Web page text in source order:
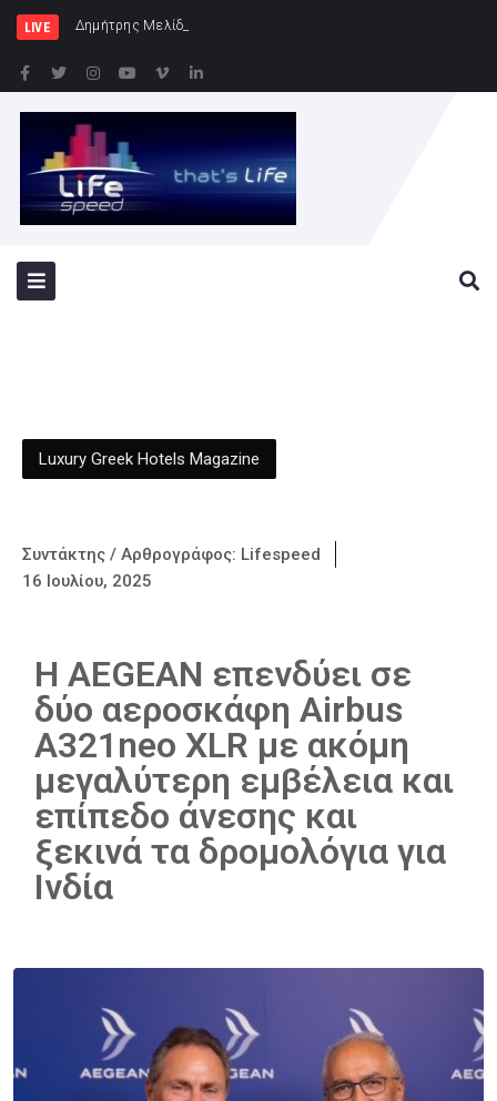
LIVE Δημήτρης Μελίδης: «Ο ΣΥΡΙΖΑ-ΠΣ είναι εδώ
Luxury Greek Hotels Magazine
Συντάκτης / Αρθρογράφος: Lifespeed
16 Ιουλίου, 2025
Η AEGEAN επενδύει σε
δύο αεροσκάφη Airbus
Α321neo XLR με ακόμη
μεγαλύτερη εμβέλεια και
επίπεδο άνεσης και
ξεκινά τα δρομολόγια για
Ινδία